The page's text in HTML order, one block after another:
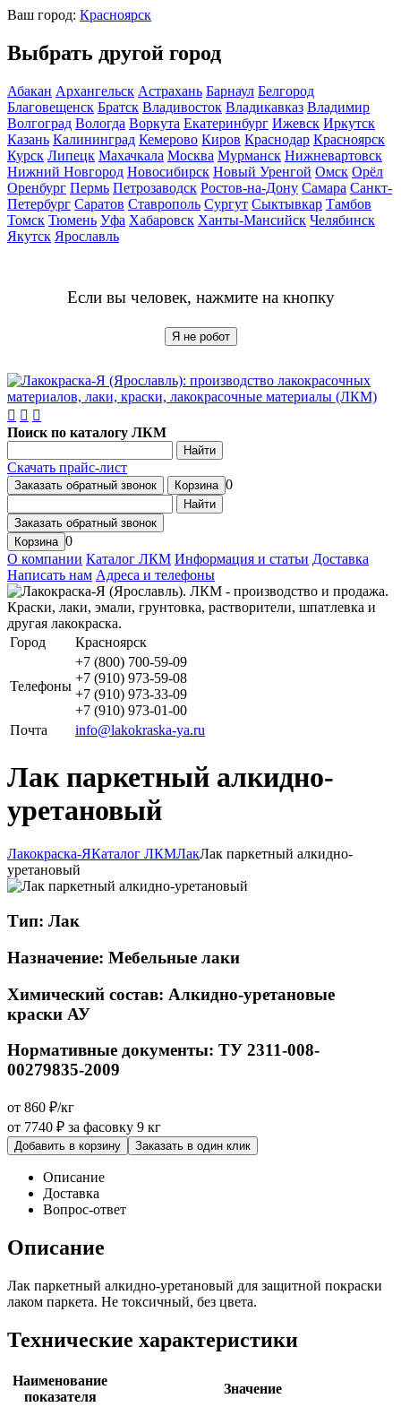
Ваш город: Красноярск
Выбрать другой город
Абакан Архангельск Астрахань Барнаул Белгород
Благовещенск Братск Владивосток Владикавказ Владимир
Волгоград Вологда Воркута Екатеринбург Ижевск Иркутск
Казань Калининград Кемерово Киров Краснодар Красноярск
Курск Липецк Махачкала Москва Мурманск Нижневартовск
Нижний Новгород Новосибирск Новый Уренгой Омск Орёл
Оренбург Пермь Петрозаводск Ростов-на-Дону Самара Санкт-
Петербург Саратов Ставрополь Сургут Сыктывкар Тамбов
Томск Тюмень Уфа Хабаровск Ханты-Мансийск Челябинск
Якутск Ярославль
Если вы человек, нажмите на кнопку
Я не робот
Поиск по каталогу ЛКМ
Найти
Скачать прайс-лист
Заказать обратный звонок Корзина 0
Найти
Заказать обратный звонок
Корзина 0
О компании Каталог ЛКМ Информация и статьи Доставка
Написать нам Адреса и телефоны
Город Красноярск
Телефоны
+7 (800) 700-59-09
+7 (910) 973-59-08
+7 (910) 973-33-09
+7 (910) 973-01-00
Почта
info@lakokraska-ya.ru
Лак паркетный алкидно-
уретановый
Лакокраска-ЯКаталог ЛКМЛакЛак паркетный алкидно-
уретановый
Тип: Лак
Назначение: Мебельные лаки
Химический состав: Алкидно-уретановые
краски АУ
Нормативные документы: ТУ 2311-008-
00279835-2009
от 860 ₽/кг
от 7740 ₽ за фасовку 9 кг
Добавить в корзину Заказать в один клик
Описание
Доставка
Вопрос-ответ
Описание
Лак паркетный алкидно-уретановый для защитной покраски
лаком паркета. Не токсичный, без цвета.
Технические характеристики
Наименование
показателя
Значение